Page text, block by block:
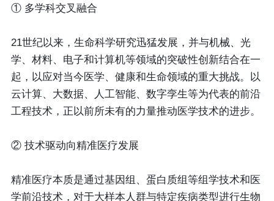
① 多学科交叉融合
21世纪以来，生命科学研究迅猛发展，并与机械、光
学、材料、电子和计算机等领域的突破性创新结合在一
起，以应对当今医学、健康和生命领域的重大挑战。以
云计算、大数据、人工智能、数字孪生等为代表的前沿
工程技术，正以前所未有的力量推动医学技术的进步。
② 技术驱动向精准医疗发展
精准医疗本质是通过基因组、蛋白质组等组学技术和医
学前沿技术，对于大样本人群与特定疾病类型进行生物